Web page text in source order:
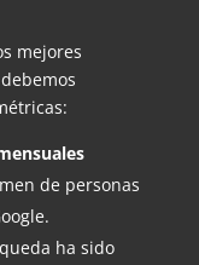
mejores
de personas
ha sido